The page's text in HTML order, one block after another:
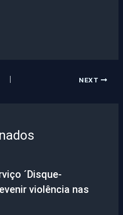
NEXT
´Disque-
violência nas